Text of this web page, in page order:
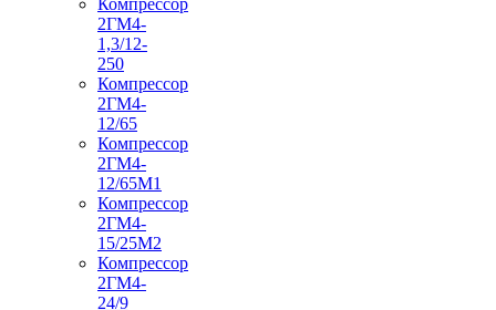
2ГМ4-
1,3/12-
250
Компрессор
2ГМ4-
12/65
Компрессор
2ГМ4-
12/65М1
Компрессор
2ГМ4-
15/25М2
Компрессор
2ГМ4-
24/9